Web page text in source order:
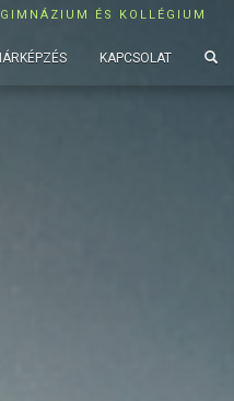
ÉS KOLLÉGIUM
KAPCSOLAT